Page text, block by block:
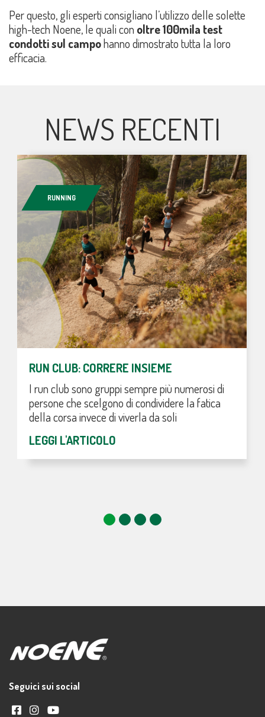
Per questo, gli esperti consigliano l’utilizzo delle solette
high-tech Noene, le quali con oltre 100mila test
condotti sul campohanno dimostrato tutta la loro
efficacia.
NEWS RECENTI
RUNNING
RUN CLUB: CORRERE INSIEME
I run club sono gruppi sempre più numerosi di
persone che scelgono di condividere la fatica
della corsa invece di viverla da soli
LEGGI L'ARTICOLO
Seguici sui social